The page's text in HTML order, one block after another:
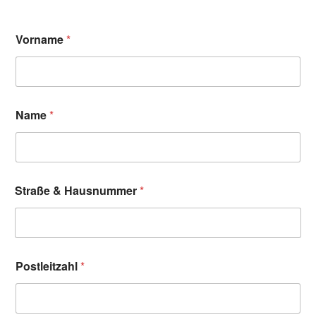
Vorname*
Name*
Straße & Hausnummer*
Postleitzahl*